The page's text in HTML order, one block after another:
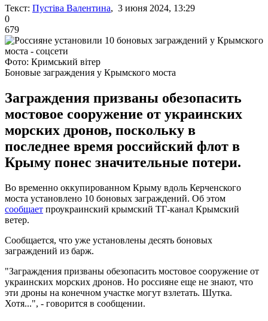
Текст: Пустіва Валентина, 3 июня 2024, 13:29
0
679
Фото: Кримський вітер
Боновые заграждения у Крымского моста
Заграждения призваны обезопасить
мостовое сооружение от украинских
морских дронов, поскольку в
последнее время российский флот в
Крыму понес значительные потери.
Во временно оккупированном Крыму вдоль Керченского
моста установлено 10 боновых заграждений. Об этом
сообщает проукраинский крымский ТГ-канал Крымский
ветер.
Сообщается, что уже установлены десять боновых
заграждений из барж.
"Заграждения призваны обезопасить мостовое сооружение от
украинских морских дронов. Но россияне еще не знают, что
эти дроны на конечном участке могут взлетать. Шутка.
Хотя...", - говорится в сообщении.